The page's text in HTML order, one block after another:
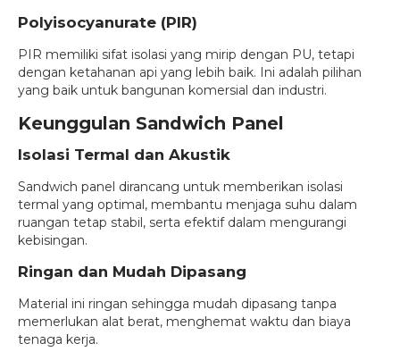
Polyisocyanurate (PIR)
PIR memiliki sifat isolasi yang mirip dengan PU, tetapi
dengan ketahanan api yang lebih baik. Ini adalah pilihan
yang baik untuk bangunan komersial dan industri.
Keunggulan Sandwich Panel
Isolasi Termal dan Akustik
Sandwich panel dirancang untuk memberikan isolasi
termal yang optimal, membantu menjaga suhu dalam
ruangan tetap stabil, serta efektif dalam mengurangi
kebisingan.
Ringan dan Mudah Dipasang
Material ini ringan sehingga mudah dipasang tanpa
memerlukan alat berat, menghemat waktu dan biaya
tenaga kerja.